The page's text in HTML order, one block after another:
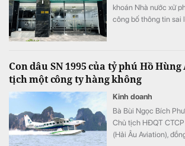
khoán Nhà nước xử
công bố thông tin sai
Con dâu SN 1995 của tỷ phú Hồ
tịch một công ty hàng không
Kinh doanh
Bà Bùi Ngọc Bích
Chủ tịch HĐQT
(Hải Âu Aviation),